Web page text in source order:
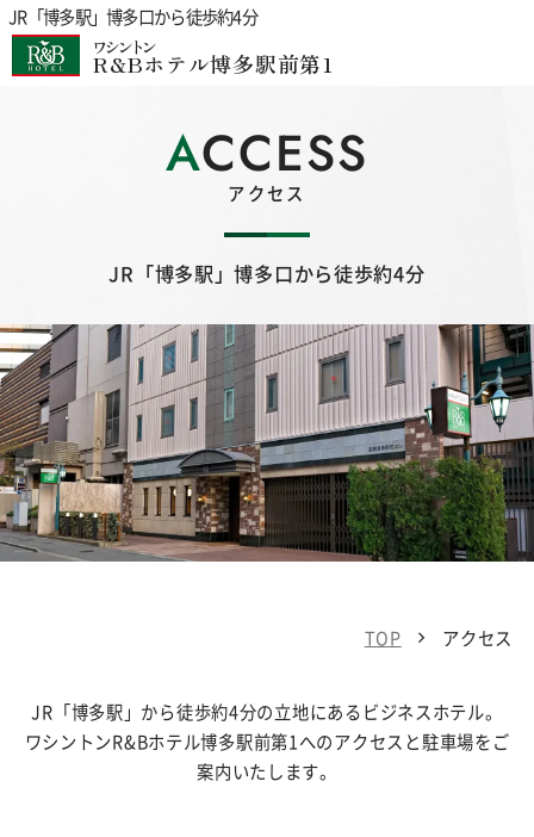
JR「博多駅」博多口から徒歩約4分
ワシントン
R&Bホテル博多駅前第1
ACCESS
アクセス
JR「博多駅」博多口から徒歩約4分
TOP アクセス
JR「博多駅」から徒歩約4分の立地にあるビジネスホテル。
ワシントンR&Bホテル博多駅前第1へのアクセスと駐車場をご
案内いたします。